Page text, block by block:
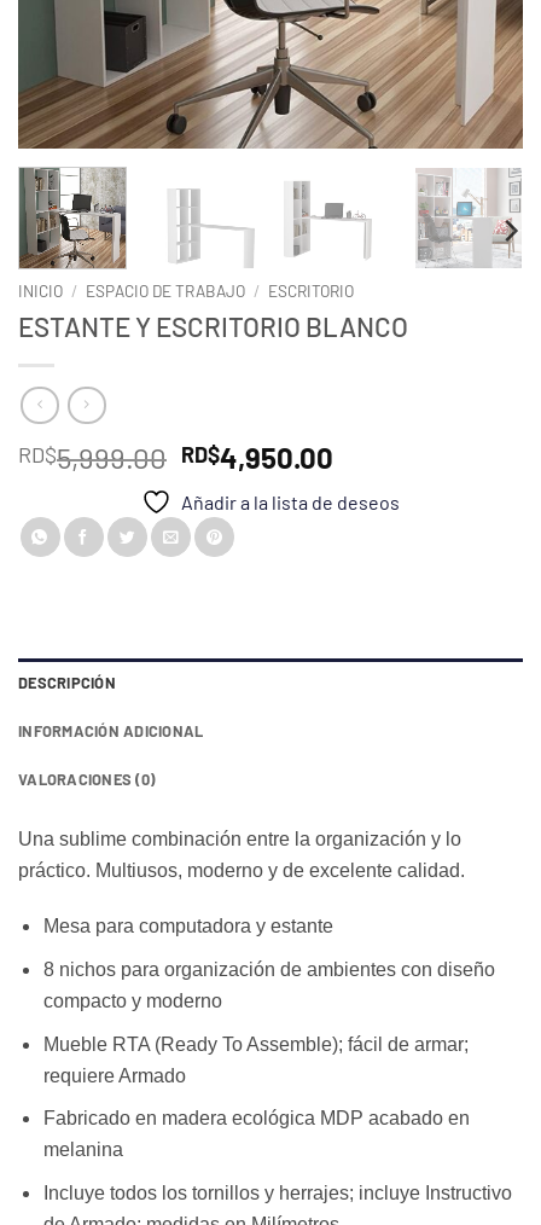
INICIO / ESPACIO DE TRABAJO / ESCRITORIO
ESTANTE Y ESCRITORIO BLANCO
RD$5,999.00 El
original
era:
RD$4,950.00
actual
Añadir a la lista de deseos
DESCRIPCIÓN
INFORMACIÓN ADICIONAL
VALORACIONES (0)
Una sublime combinación entre la organización y lo
práctico. Multiusos, moderno y de excelente calidad.
Mesa para computadora y estante
8 nichos para organización de ambientes con diseño
compacto y moderno
Mueble RTA (Ready To Assemble); fácil de armar;
requiere Armado
Fabricado en madera ecológica MDP acabado en
melanina
Incluye todos los tornillos y herrajes; incluye Instructivo